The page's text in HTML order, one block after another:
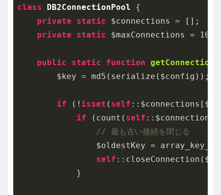
class
DB2ConnectionPool
{
private
static $connections = [];
private
static $maxConnections = 10
public static function getConnection
        $key = md5(serialize($config));
if (! isset ( self
if (count( self
// 最も古い接続を閉じる
$oldestKey =
self
            }